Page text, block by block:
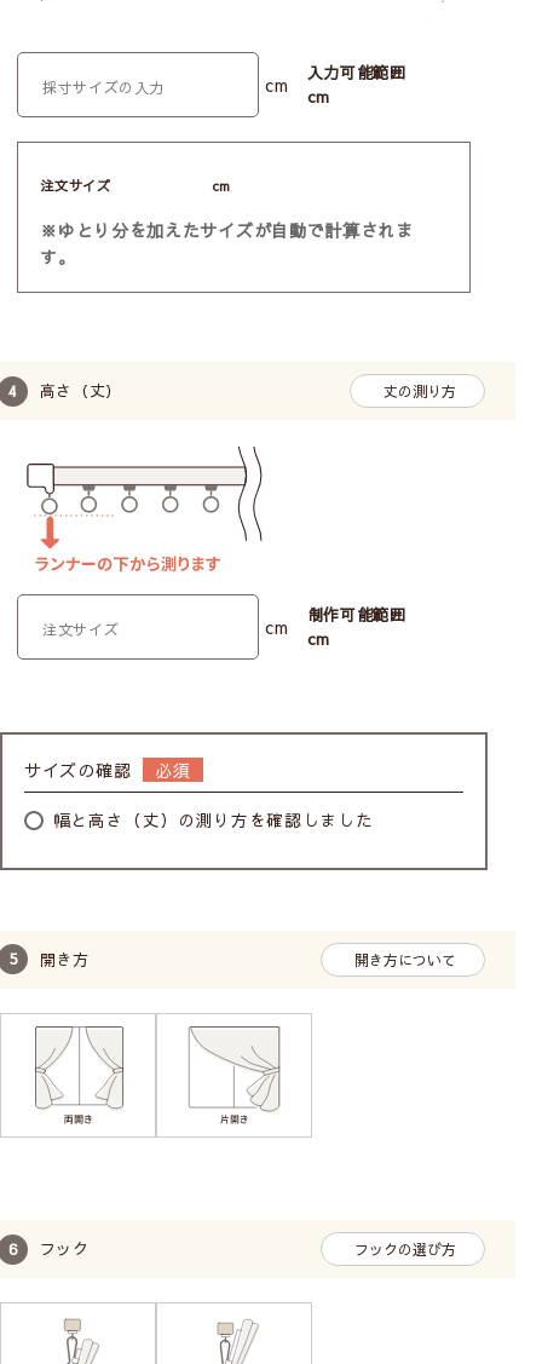
レースカーテンの透け感の比較
cm
入力可能範囲
cm
注文サイズ cm
※ゆとり分を加えたサイズが自動で計算されま
す。
高さ（丈） 丈の測り方
cm
制作可能範囲
cm
サイズの確認
幅と高さ（丈）の測り方を確認しました
開き方 開き方について
フック フックの選び方